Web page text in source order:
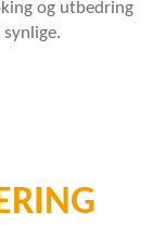
og utbedring